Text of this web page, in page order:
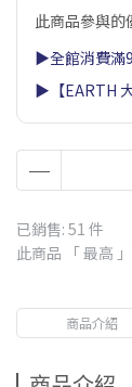
此商品參與的
▶全館消費滿
▶【EARTH
已銷售: 51 件
此商品 「 最高
商品介紹